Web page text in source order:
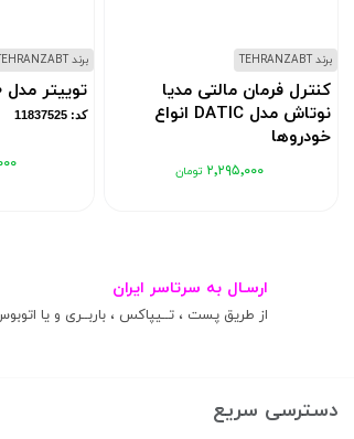
برند TEHRANZABT
کنترل فرمان مالتی مدیا
نوتاش مدل DATIC انواع
خودروها
۲٬۲۹۵٬۰۰۰
برند TEHRANZABT
توییتر مدل TX 350
کد: 11837525
ارسـال به سرتاسر ایران
از طریق پست ، تــیپاکس ، باربــری و یا
دسترسی سریع